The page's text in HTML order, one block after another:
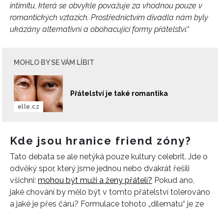
intimitu, která se obvykle považuje za vhodnou pouze v
romantických vztazích. Prostřednictvím divadla nám byly
ukázány alternativní a obohacující formy přátelství.“
MOHLO BY SE VÁM LÍBIT
Přátelství je také romantika
elle.cz
Kde jsou hranice friend zóny?
Tato debata se ale netýká pouze kultury celebrit. Jde o
odvěký spor, který jsme jednou nebo dvakrát řešili
všichni: mohou být muži a ženy přáteli? Pokud ano,
jaké chování by mělo být v tomto přátelství tolerováno
a jaké je přes čáru? Formulace tohoto „dilematu“ je ze